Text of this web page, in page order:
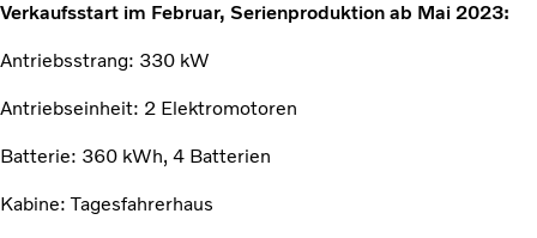
Verkaufsstart im Februar, Serienproduktion ab Mai 2023:
Antriebsstrang: 330 kW
Antriebseinheit: 2 Elektromotoren
Batterie: 360 kWh, 4 Batterien
Kabine: Tagesfahrerhaus